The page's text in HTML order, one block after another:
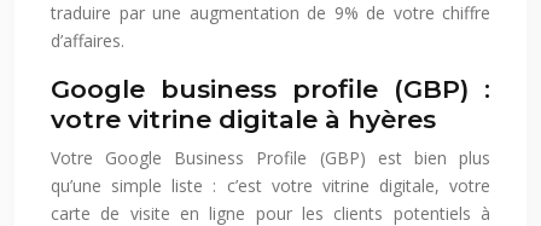
traduire par une augmentation de 9% de votre chiffre
d’affaires.
Google business profile (GBP) :
votre vitrine digitale à hyères
Votre Google Business Profile (GBP) est bien plus
qu’une simple liste : c’est votre vitrine digitale, votre
carte de visite en ligne pour les clients potentiels à